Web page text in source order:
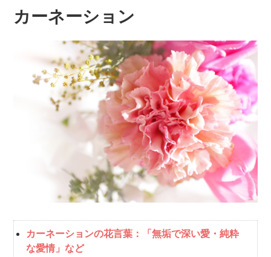
カーネーション
カーネーションの花言葉：「無垢で深い愛・純粋
な愛情」など